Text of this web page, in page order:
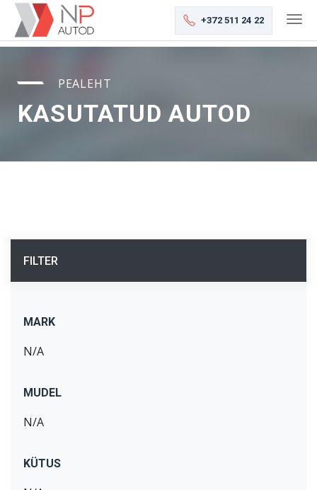
+372 511 24 22
PEALEHT
KASUTATUD AUTOD
FILTER
MARK
N/A
MUDEL
N/A
KÜTUS